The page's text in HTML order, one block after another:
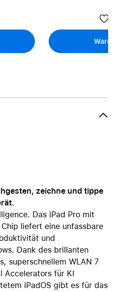
zeichne und tippe
Das iPad Pro mit
liefert eine unfassbare
und
Dank des brillanten
superschnellem WLAN 7
Accelerators für KI
iPadOS gibt es für das